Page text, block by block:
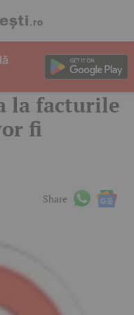
la facturile
fi
Share